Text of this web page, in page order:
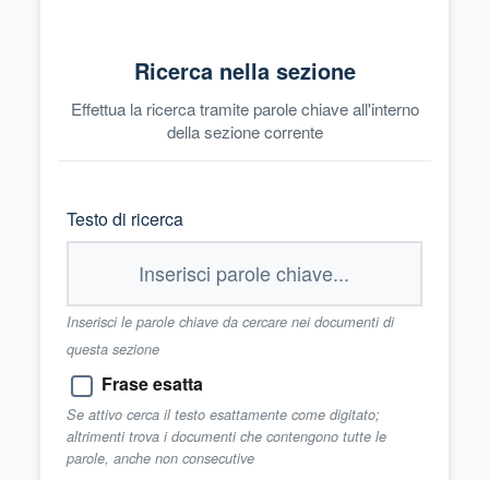
Ricerca nella sezione
Effettua la ricerca tramite parole chiave all'interno
della sezione corrente
Testo di ricerca
Inserisci le parole chiave da cercare nei documenti di
questa sezione
Frase esatta
Se attivo cerca il testo esattamente come digitato;
altrimenti trova i documenti che contengono tutte le
parole, anche non consecutive